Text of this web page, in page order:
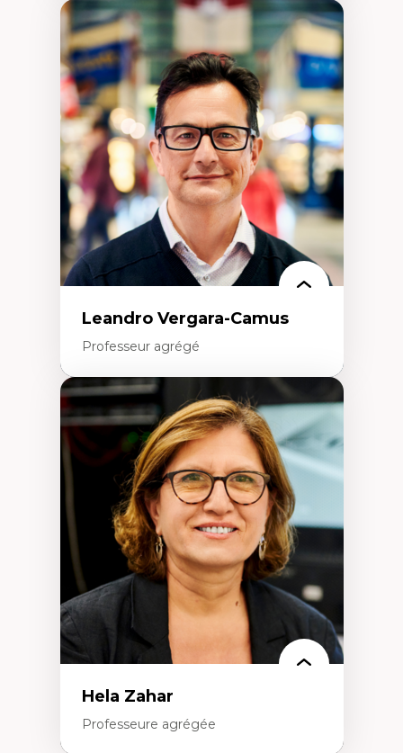
Expertises
Art
Anti-discrimination
Décolonisation de l’enseignement, de la
recherche, des institutions administratives
et syndicales
Pluralisme épistémologique et
francophonie
Culture
Politiques culturelles
Vivre ensemble
Anti-racisme
Anti-sexisme
Pratiques non oppressives
Leandro Vergara-Camus
Professeur agrégé
Expertises
Amérique latine
Théories du développement et
développement alternatif
Théories de l’État
Développement durable
Économie politique
Théories marxistes
Mouvements sociaux
Transition énergétique
Énergies renouvelables
Hela Zahar
Professeure agrégée